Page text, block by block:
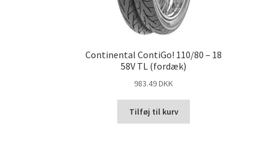
Continental ContiGo! 110/80 – 18
58V TL (fordæk)
983.49 DKK
Tilføj til kurv